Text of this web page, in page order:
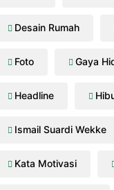
Desain Rumah
Foto Gaya
Headline
Ismail Suardi Wekke
Kata Motivasi